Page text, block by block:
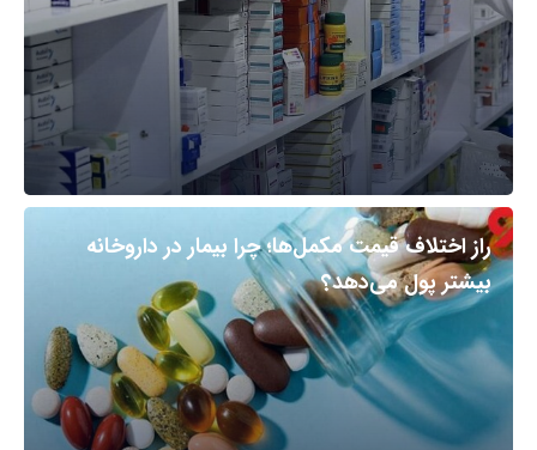
راز اختلاف قیمت مکمل‌ها؛ چرا بیمار در داروخانه
بیشتر پول می‌دهد؟